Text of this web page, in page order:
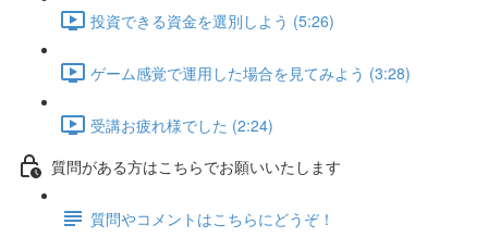
投資できる資金を選別しよう (5:26)
ゲーム感覚で運用した場合を見てみよう (3:28)
受講お疲れ様でした (2:24)
質問がある方はこちらでお願いいたします
質問やコメントはこちらにどうぞ！